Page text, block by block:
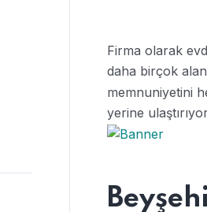
Firma olarak
daha birçok
memnuniyetini
yerine